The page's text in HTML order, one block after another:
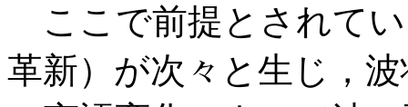
ここで前提とされて
革新）が次々と生じ，